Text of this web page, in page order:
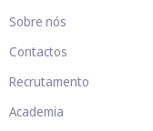
Sobre nós
Contactos
Recrutamento
Academia